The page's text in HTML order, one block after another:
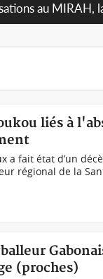
au
liés à
fait état d’un
régional de la
(proches)